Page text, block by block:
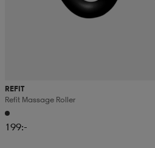
REFIT
Refit Massage Roller
199:-